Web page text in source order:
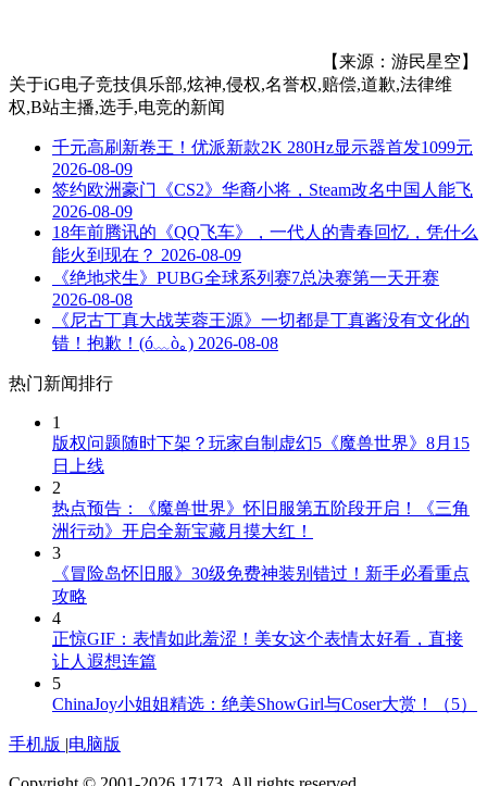
【来源：游民星空】
关于iG电子竞技俱乐部,炫神,侵权,名誉权,赔偿,道歉,法律维
权,B站主播,选手,电竞的新闻
千元高刷新卷王！优派新款2K 280Hz显示器首发1099元
2026-08-09
签约欧洲豪门《CS2》华裔小将，Steam改名中国人能飞
2026-08-09
18年前腾讯的《QQ飞车》，一代人的青春回忆，凭什么
能火到现在？ 2026-08-09
《绝地求生》PUBG全球系列赛7总决赛第一天开赛
2026-08-08
《尼古丁真大战芙蓉王源》一切都是丁真酱没有文化的
错！抱歉！(ó﹏ò｡) 2026-08-08
热门新闻排行
1
版权问题随时下架？玩家自制虚幻5《魔兽世界》8月15
日上线
2
热点预告：《魔兽世界》怀旧服第五阶段开启！《三角
洲行动》开启全新宝藏月摸大红！
3
《冒险岛怀旧服》30级免费神装别错过！新手必看重点
攻略
4
正惊GIF：表情如此羞涩！美女这个表情太好看，直接
让人遐想连篇
5
ChinaJoy小姐姐精选：绝美ShowGirl与Coser大赏！（5）
手机版 |电脑版